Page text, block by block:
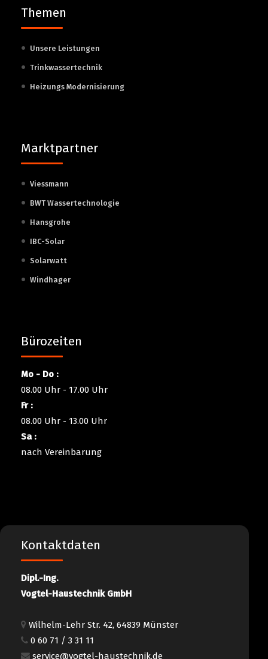
Themen
Unsere Leistungen
Trinkwassertechnik
Heizungs Modernisierung
Marktpartner
Viessmann
BWT Wassertechnologie
Hansgrohe
IBC-Solar
Solarwatt
Windhager
Bürozeiten
Mo - Do :
08.00 Uhr - 17.00 Uhr
Fr :
08.00 Uhr - 13.00 Uhr
Sa :
nach Vereinbarung
Kontaktdaten
Dipl.-Ing.
Vogtel-Haustechnik GmbH
Wilhelm-Lehr Str. 42, 64839 Münster
0 60 71 / 3 31 11
service@vogtel-haustechnik.de